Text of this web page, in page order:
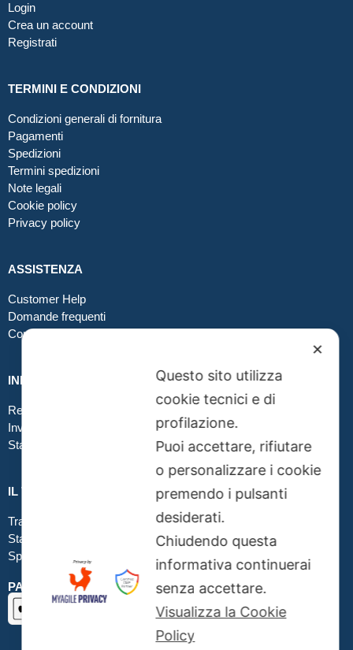
Login
Crea un account
Registrati
TERMINI E CONDIZIONI
Condizioni generali di fornitura
Pagamenti
Spedizioni
Termini spedizioni
Note legali
Cookie policy
Privacy policy
ASSISTENZA
Customer Help
Domande frequenti
Contatti
INFO GRAFICA
Realizzare file corretti
Inviare file grafici
Stampa in tessuto
IL TUO ORDINE
Traccia la tua spedizione
Stato del tuo ordine
Spedizioni
PAGAMENTI SICURI SSL
✕
Questo sito utilizza
cookie tecnici e di
profilazione.
Puoi accettare, rifiutare
o personalizzare i cookie
premendo i pulsanti
desiderati.
Chiudendo questa
informativa continuerai
senza accettare.
Visualizza la Cookie
Policy